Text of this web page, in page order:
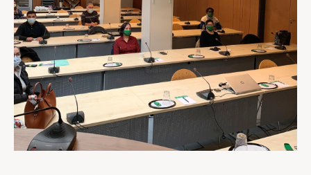
Devenir Membre
Actualités